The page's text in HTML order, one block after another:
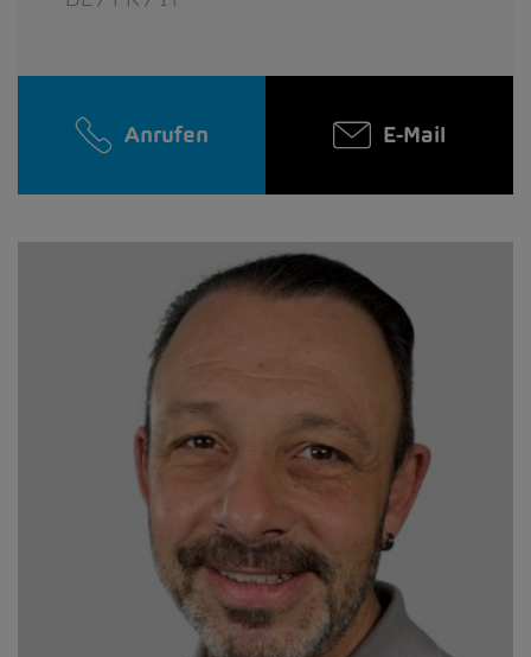
Anrufen E-Mail